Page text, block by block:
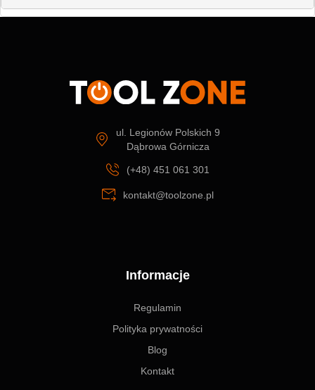
ul. Legionów Polskich 9
Dąbrowa Górnicza
(+48) 451 061 301
kontakt@toolzone.pl
Informacje
Regulamin
Polityka prywatności
Blog
Kontakt